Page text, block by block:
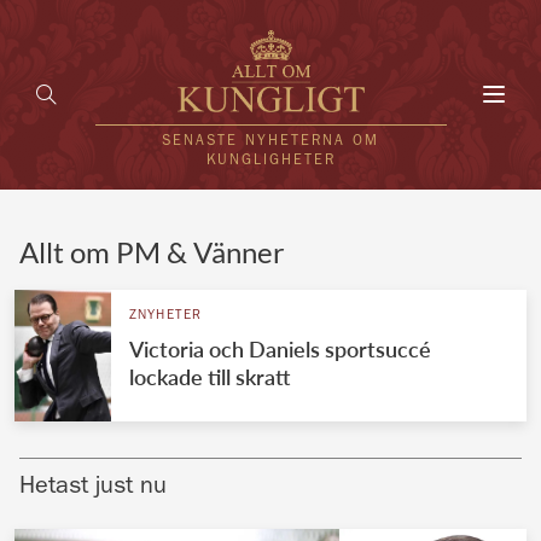
SENASTE NYHETERNA OM
KUNGLIGHETER
UTLÄNDSKT
VÄRLDENS KUNGAHUS
Brittiska kungahuset
Allt om PM & Vänner
ZNYHETER
Victoria och Daniels sportsuccé
lockade till skratt
Hetast just nu